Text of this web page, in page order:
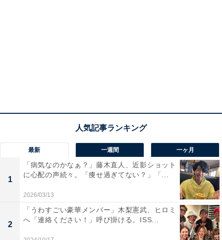
最新 一週間 一ヶ月
1
「病気なのかなぁ？」藤木直人、近影ショット
に心配の声続々。「痩せ過ぎてない？」「...
2026/03/13
2
「うわすごい豪華メンバー」木梨憲武、ヒロミ
へ「連絡ください！」呼び掛ける。ISS...